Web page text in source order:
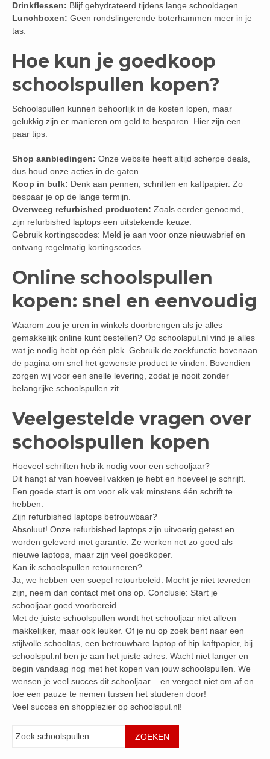
Drinkflessen: Blijf gehydrateerd tijdens lange schooldagen.
Lunchboxen: Geen rondslingerende boterhammen meer in je
tas.
Hoe kun je goedkoop
schoolspullen kopen?
Schoolspullen kunnen behoorlijk in de kosten lopen, maar
gelukkig zijn er manieren om geld te besparen. Hier zijn een
paar tips:
Shop aanbiedingen: Onze website heeft altijd scherpe deals,
dus houd onze acties in de gaten.
Koop in bulk: Denk aan pennen, schriften en kaftpapier. Zo
bespaar je op de lange termijn.
Overweeg refurbished producten: Zoals eerder genoemd,
zijn refurbished laptops een uitstekende keuze.
Gebruik kortingscodes: Meld je aan voor onze nieuwsbrief en
ontvang regelmatig kortingscodes.
Online schoolspullen
kopen: snel en eenvoudig
Waarom zou je uren in winkels doorbrengen als je alles
gemakkelijk online kunt bestellen? Op schoolspul.nl vind je alles
wat je nodig hebt op één plek. Gebruik de zoekfunctie bovenaan
de pagina om snel het gewenste product te vinden. Bovendien
zorgen wij voor een snelle levering, zodat je nooit zonder
belangrijke schoolspullen zit.
Veelgestelde vragen over
schoolspullen kopen
Hoeveel schriften heb ik nodig voor een schooljaar?
Dit hangt af van hoeveel vakken je hebt en hoeveel je schrijft.
Een goede start is om voor elk vak minstens één schrift te
hebben.
Zijn refurbished laptops betrouwbaar?
Absoluut! Onze refurbished laptops zijn uitvoerig getest en
worden geleverd met garantie. Ze werken net zo goed als
nieuwe laptops, maar zijn veel goedkoper.
Kan ik schoolspullen retourneren?
Ja, we hebben een soepel retourbeleid. Mocht je niet tevreden
zijn, neem dan contact met ons op. Conclusie: Start je
schooljaar goed voorbereid
Met de juiste schoolspullen wordt het schooljaar niet alleen
makkelijker, maar ook leuker. Of je nu op zoek bent naar een
stijlvolle schooltas, een betrouwbare laptop of hip kaftpapier, bij
schoolspul.nl ben je aan het juiste adres. Wacht niet langer en
begin vandaag nog met het kopen van jouw schoolspullen. We
wensen je veel succes dit schooljaar – en vergeet niet om af en
toe een pauze te nemen tussen het studeren door!
Veel succes en shopplezier op schoolspul.nl!
Zoeken
ZOEKEN